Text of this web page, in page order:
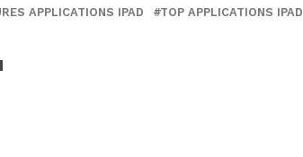
APPLICATIONS IPAD TOP APPLICATIONS IPAD